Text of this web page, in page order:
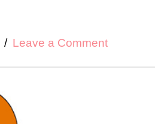
Leave a Comment